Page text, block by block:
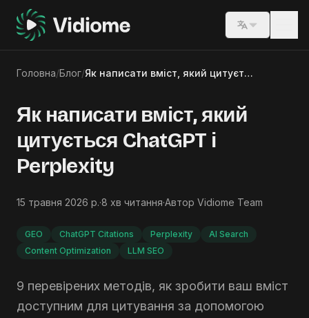
Switch
Головна/Блог/ Як написати вміст, який цитується ChatGPT і Perplexity
Як написати вміст, який
цитується ChatGPT і
Perplexity
15 травня 2026 р.·8 хв читання·Автор Vidiome Team
GEO ChatGPT Citations Perplexity
AI Search
Content Optimization
LLM SEO
9 перевірених методів, як зробити ваш вміст
доступним для цитування за допомогою